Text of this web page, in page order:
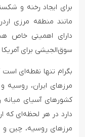
برای ایجاد رخنه و
مانند منطقه مرزی
دارای اهمیتی خاص
سوق‌الجیشی برای
بگرام تنها نقطه‌ای
مرزهای ایران، روسیه
کشورهای آسیای میانه
دارد در هر لحظه‌ای که
مرزهای روسیه، چین و